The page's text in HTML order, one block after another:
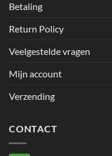
Betaling
Return Policy
Veelgestelde vragen
Mijn account
Verzending
CONTACT